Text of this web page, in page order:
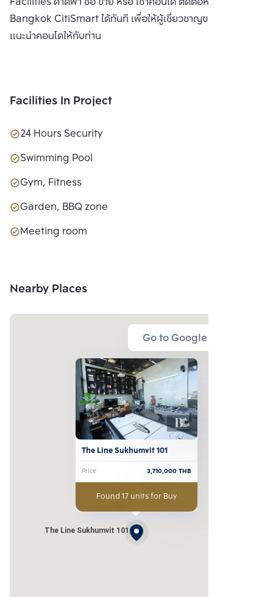
Bangkok CitiSmart ได้ทันที เพื่อให้ผู้เชี่ยวชาญของเราได้
แนะนำคอนโดให้กับท่าน
Facilities In Project
24 Hours Security
Swimming Pool
Gym, Fitness
Garden, BBQ zone
Meeting room
Nearby Places
Go to Google Map
The Line Sukhumvit 101
The Line Sukhumvit 101
Price 3,710,000THB
Found 17 units for Buy